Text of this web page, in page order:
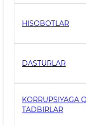
HISOBOTLAR
DASTURLAR
KORRUPSIYAGA
TADBIRLAR